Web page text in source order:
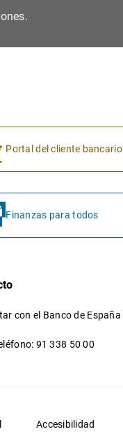
Portal del cliente bancario
Finanzas para todos
con el Banco de España
91 338 50 00
Accesibilidad